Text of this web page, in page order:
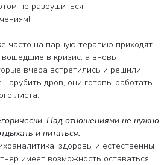
не разрушиться!
часто на парную терапию приходят
в кризис, а вновь
вчера встретились и решили
дров, они готовы работать
листа.
Над отношениями не нужно
и питаться.
здоровы и естественны
имеет возможность оставаться